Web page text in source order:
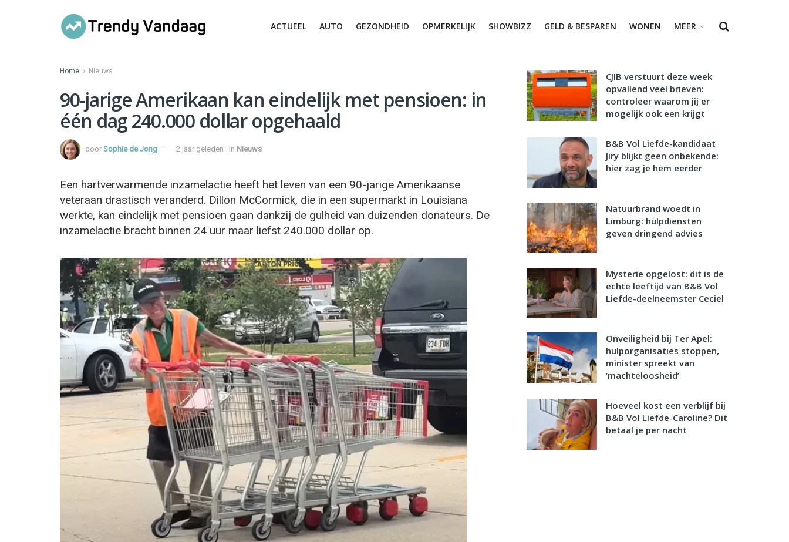
ACTUEEL AUTO GEZONDHEID OPMERKELIJK SHOWBIZZ GELD & BESPAREN WONEN MEER
Home Nieuws
90-jarige Amerikaan kan eindelijk met pensioen: in
één dag 240.000 dollar opgehaald
door Sophie de Jong 2 jaar geleden in Nieuws
Een hartverwarmende inzamelactie heeft het leven van een 90-jarige Amerikaanse
veteraan drastisch veranderd. Dillon McCormick, die in een supermarkt in Louisiana
werkte, kan eindelijk met pensioen gaan dankzij de gulheid van duizenden donateurs. De
inzamelactie bracht binnen 24 uur maar liefst 240.000 dollar op.
CJIB verstuurt deze week
opvallend veel brieven:
controleer waarom jij er
mogelijk ook een krijgt
B&B Vol Liefde-kandidaat
Jiry blijkt geen onbekende:
hier zag je hem eerder
Natuurbrand woedt in
Limburg: hulpdiensten
geven dringend advies
Mysterie opgelost: dit is de
echte leeftijd van B&B Vol
Liefde-deelneemster Ceciel
Onveiligheid bij Ter Apel:
hulporganisaties stoppen,
minister spreekt van
‘machteloosheid’
Hoeveel kost een verblijf bij
B&B Vol Liefde-Caroline? Dit
betaal je per nacht